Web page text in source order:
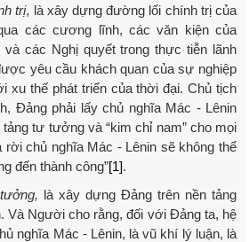
trị, là xây dựng đường lối chính trị của
các cương lĩnh, các văn kiện của
các Nghị quyết trong thực tiễn lãnh
yêu cầu khách quan của sự nghiệp
xu thế phát triển của thời đại. Chủ tịch
Đảng phải lấy chủ nghĩa Mác - Lênin
tảng tư tưởng và “kim chỉ nam” cho mọi
rời chủ nghĩa Mác - Lênin sẽ không thể
đến thành công”[1].
là xây dựng Đảng trên nền tảng
Và Người cho rằng, đối với Đảng ta, hệ
nghĩa Mác - Lênin, là vũ khí lý luận, là